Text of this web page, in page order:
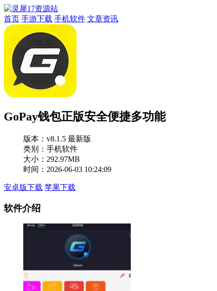
首页 手游下载 手机软件 文章资讯
GoPay钱包正版安全便捷多功能
版本： v8.1.5 最新版
类别：手机软件
大小：292.97MB
时间：2026-06-03 10:24:09
安卓版下载 苹果下载
软件介绍